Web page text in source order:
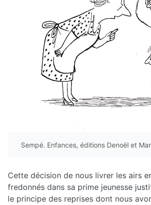
Sempé. Enfances, éditions Denoël et
Cette décision de nous livrer les airs
fredonnés dans sa prime jeunesse
le principe des reprises dont nous